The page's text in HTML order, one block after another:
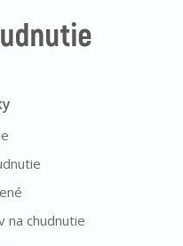
na chudnutie